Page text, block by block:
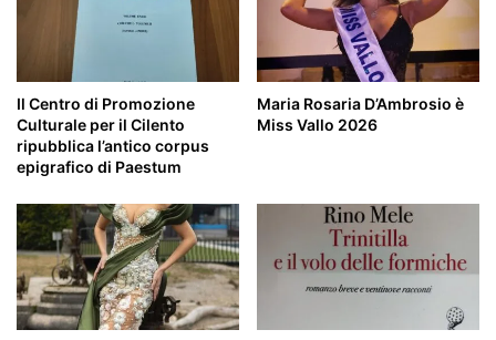
Il Centro di Promozione
Culturale per il Cilento
ripubblica l’antico corpus
epigrafico di Paestum
Maria Rosaria D’Ambrosio è
Miss Vallo 2026